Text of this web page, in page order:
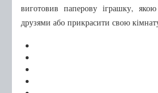
Афіша
виготовив паперову іграшку,
друзями або прикрасити свою